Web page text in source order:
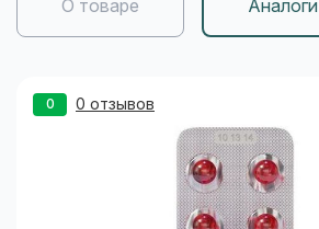
О товаре Аналоги
0 0 отзывов